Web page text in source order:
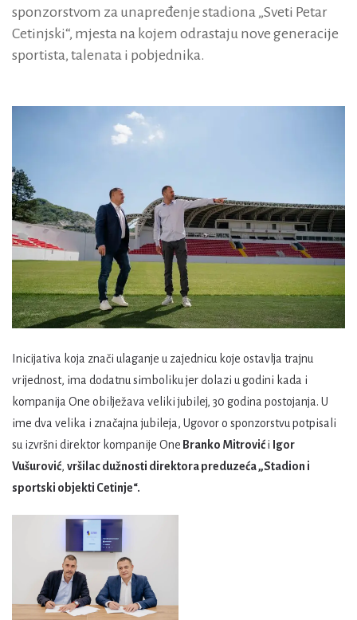
sponzorstvom za unapređenje stadiona „Sveti Petar
Cetinjski“, mjesta na kojem odrastaju nove generacije
sportista, talenata i pobjednika.
Inicijativa koja znači ulaganje u zajednicu koje ostavlja trajnu
vrijednost, ima dodatnu simboliku jer dolazi u godini kada i
kompanija One obilježava veliki jubilej, 30 godina postojanja. U
ime dva velika i značajna jubileja, Ugovor o sponzorstvu potpisali
su izvršni direktor kompanije One Branko Mitrovići Igor
Vušurović, vršilac dužnosti direktora preduzeća „Stadion i
sportski objekti Cetinje“.